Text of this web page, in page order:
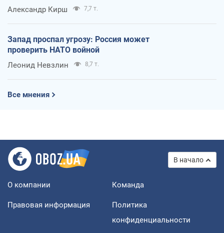
Александр Кирш 7,7 т.
Запад проспал угрозу: Россия может
проверить НАТО войной
Леонид Невзлин 8,7 т.
Все мнения
В начало
О компании Команда
Правовая информация
Политика
конфиденциальности